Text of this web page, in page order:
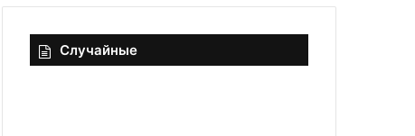
Случайные